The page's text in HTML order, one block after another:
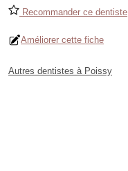
Recommander ce dentiste
Améliorer cette fiche
Autres dentistes à Poissy